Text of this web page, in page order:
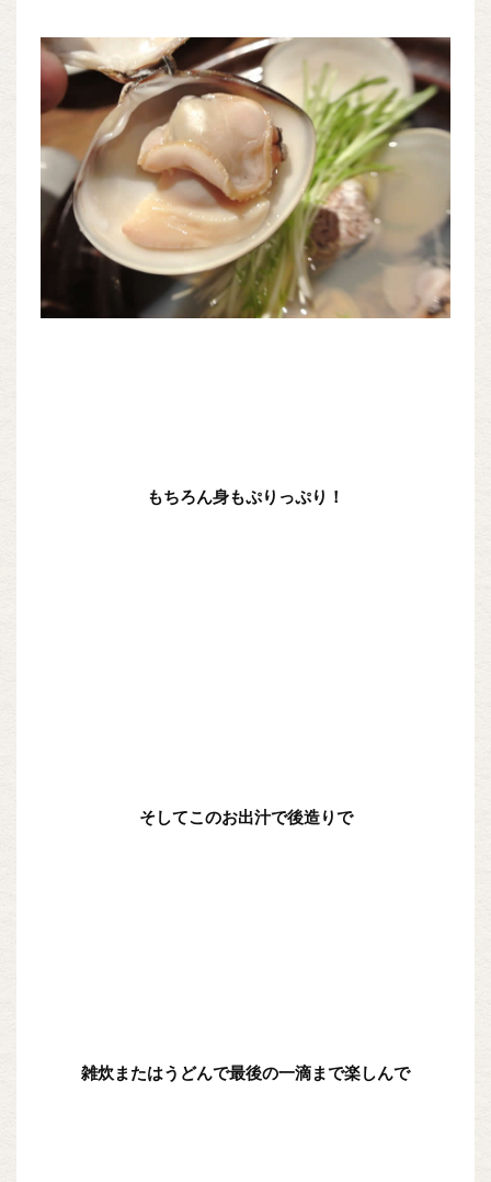
もちろん身もぷりっぷり！
そしてこのお出汁で後造りで
雑炊またはうどんで最後の一滴まで楽しんで